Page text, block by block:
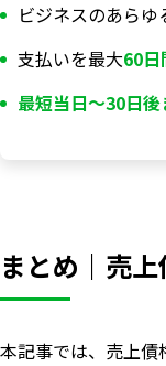
ビジネスのあらゆ
支払いを最大60日
最短当日〜30日後
まとめ｜売
本記事では、売上